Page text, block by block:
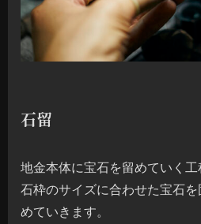
石留
地金本体に宝石を留めていく工
石枠のサイズに合わせた宝石
めていきます。